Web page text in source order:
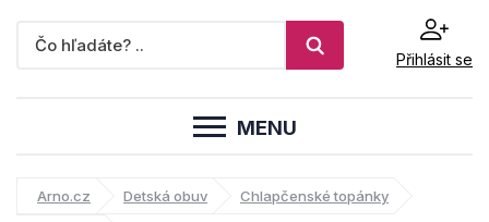
Přihlásit se
MENU
Arno.cz Detská obuv Chlapčenské topánky